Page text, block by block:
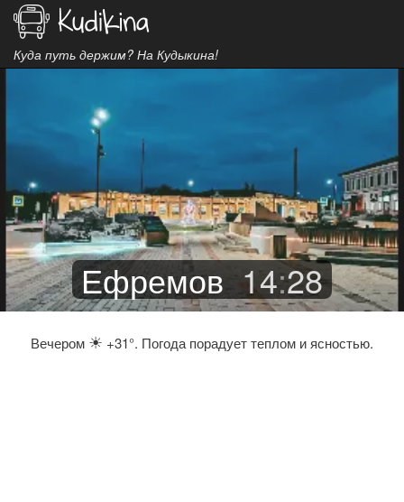
Куда путь держим? На Кудыкина!
Ефремов 14:28
Вечером ☀ +31°. Погода порадует теплом и ясностью.